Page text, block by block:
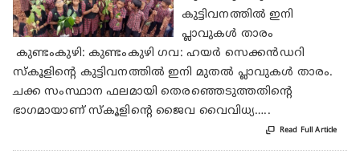
കുട്ടിവനത്തിൽ ഇനി
പ്ലാവുകൾ താരം
കുണ്ടംകുഴി: കുണ്ടംകുഴി ഗവ: ഹയർ സെക്കൻഡറി
സ്കൂളിന്റെ കുട്ടിവനത്തിൽ ഇനി മുതൽ പ്ലാവുകൾ താരം.
ചക്ക സംസ്ഥാന ഫലമായി തെരഞ്ഞെടുത്തതിന്റെ
ഭാഗമായാണ് സ്കൂളിന്റെ ജൈവ വൈവിധ്യ…..
 Read Full Article